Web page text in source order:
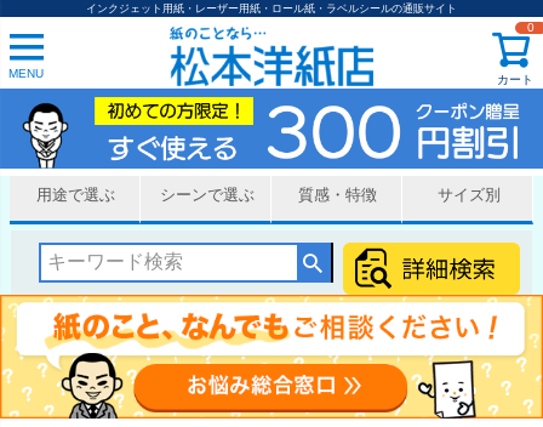
インクジェット用紙・レーザー用紙・ロール紙・ラベルシールの通販サイト
MENU カート
0
用途で選ぶ シーンで選ぶ 質感・特徴 サイズ別